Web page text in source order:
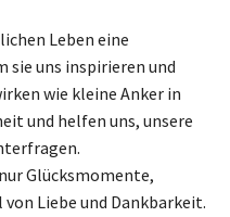
Leben eine
sie uns inspirieren und
wie kleine Anker in
und helfen uns, unsere
Glücksmomente,
Liebe und Dankbarkeit.